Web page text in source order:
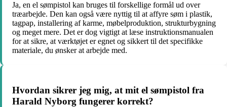
Ja, en el sømpistol kan bruges til forskellige formål ud over
træarbejde. Den kan også være nyttig til at affyre søm i plastik,
tagpap, installering af karme, møbelproduktion, strukturbygning
og meget mere. Det er dog vigtigt at læse instruktionsmanualen
for at sikre, at værktøjet er egnet og sikkert til det specifikke
materiale, du ønsker at arbejde med.
Hvordan sikrer jeg mig, at mit el sømpistol fra
Harald Nyborg fungerer korrekt?